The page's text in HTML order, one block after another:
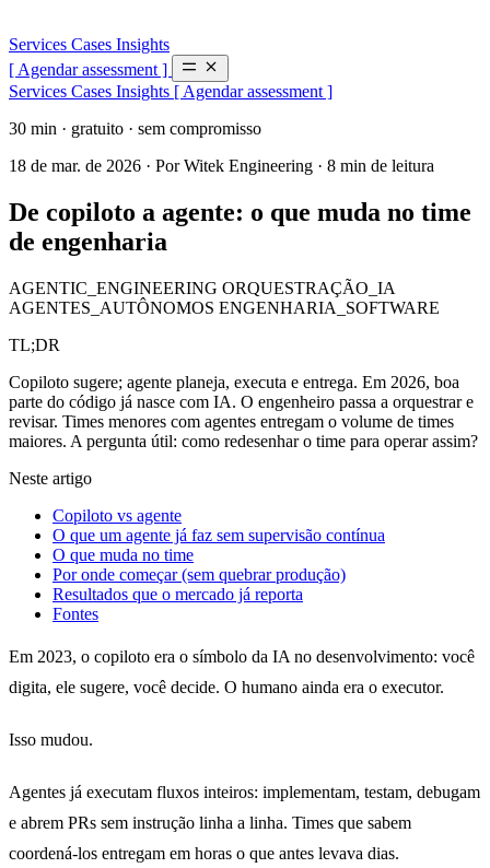
Services Cases Insights
[ Agendar assessment ]
Services Cases Insights [ Agendar assessment ]
30 min · gratuito · sem compromisso
18 de mar. de 2026 · Por Witek Engineering · 8 min de leitura
De copiloto a agente: o que muda no time
de engenharia
AGENTIC_ENGINEERING ORQUESTRAÇÃO_IA
AGENTES_AUTÔNOMOS ENGENHARIA_SOFTWARE
TL;DR
Copiloto sugere; agente planeja, executa e entrega. Em 2026, boa
parte do código já nasce com IA. O engenheiro passa a orquestrar e
revisar. Times menores com agentes entregam o volume de times
maiores. A pergunta útil: como redesenhar o time para operar assim?
Neste artigo
Copiloto vs agente
O que um agente já faz sem supervisão contínua
O que muda no time
Por onde começar (sem quebrar produção)
Resultados que o mercado já reporta
Fontes
Em 2023, o copiloto era o símbolo da IA no desenvolvimento: você
digita, ele sugere, você decide. O humano ainda era o executor.
Isso mudou.
Agentes já executam fluxos inteiros: implementam, testam, debugam
e abrem PRs sem instrução linha a linha. Times que sabem
coordená-los entregam em horas o que antes levava dias.